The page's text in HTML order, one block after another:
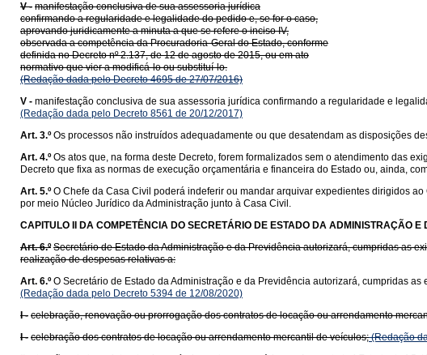
V - manifestação conclusiva de sua assessoria jurídica
confirmando a regularidade e legalidade do pedido e, se for o caso,
aprovando juridicamente a minuta a que se refere o inciso IV,
observada a competência da Procuradoria-Geral do Estado, conforme
definida no Decreto nº 2.137, de 12 de agosto de 2015, ou em ato
normativo que vier a modificá-lo ou substituí-lo.
(Redação dada pelo Decreto 4695 de 27/07/2016)
V - manifestação conclusiva de sua assessoria jurídica confirmando a regularidade e
(Redação dada pelo Decreto 8561 de 20/12/2017)
Art. 3.º Os processos não instruídos adequadamente ou que desatendam as disposições
Art. 4.º Os atos que, na forma deste Decreto, forem formalizados sem o atendimento das
Decreto que fixa as normas de execução orçamentária e financeira do Estado ou, ainda,
Art. 5.º O Chefe da Casa Civil poderá indeferir ou mandar arquivar expedientes dirigidos
por meio Núcleo Jurídico da Administração junto à Casa Civil.
CAPITULO II
DA COMPETÊNCIA DO SECRETÁRIO DE ESTADO DA ADMINISTRAÇÃO E
Art. 6.º Secretário de Estado da Administração e da Previdência autorizará, cumpridas as
realização de despesas relativas a:
Art. 6.º O Secretário de Estado da Administração e da Previdência autorizará, cumpridas
(Redação dada pelo Decreto 5394 de 12/08/2020)
I - celebração, renovação ou prorrogação dos contratos de locação ou arrendamento
I - celebração dos contratos de locação ou arrendamento mercantil de veículos;(Redação